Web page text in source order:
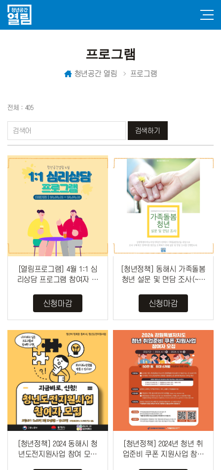
프로그램
청년공간 열림 프로그램
전체 : 405
검색하기
[열림프로그램] 4월 1:1 심
리상담 프로그램 참여자 모
신청마감
[청년정책] 동해시 가족돌봄
청년 설문 및 면담 조사(~4/
신청마감
[청년정책] 2024 동해시 청
년도전지원사업 참여 모집
[청년정책] 2024년 청년 취
업준비 쿠폰 지원사업 참여